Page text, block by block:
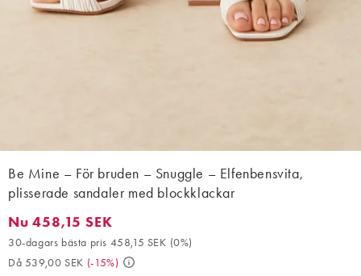
Be Mine – För bruden – Snuggle – Elfenbensvita,
plisserade sandaler med blockklackar
Nu 458,15 SEK. 30-dagars bästa pris 458,15 SEK (0%). Då
Nu 458,15 SEK
30-dagars bästa pris 458,15 SEK (0%)
Då 539,00 SEK (-15%)